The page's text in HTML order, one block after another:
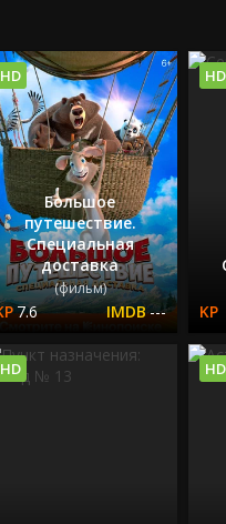
Большое
путешествие.
Специальная
доставка
(фильм)
7.6 ---
HD HD
HD HD